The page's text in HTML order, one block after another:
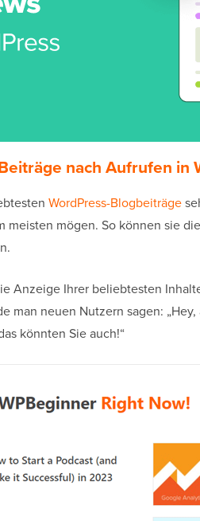
nach Aufrufen in
WordPress-Blogbeiträge
meisten mögen. So können sie
Anzeige Ihrer beliebtesten
man neuen Nutzern sagen:
könnten Sie auch!“